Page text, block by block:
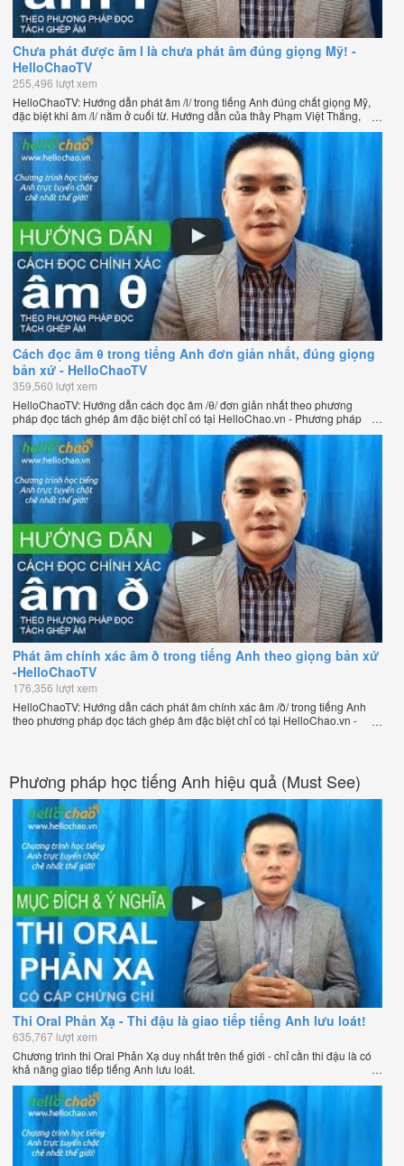
Chưa phát được âm l là chưa phát âm đúng giọng Mỹ! -
HelloChaoTV
255,496 lượt xem
HelloChaoTV: Hướng dẫn phát âm /l/ trong tiếng Anh đúng chất giọng Mỹ,
đặc biệt khi âm /l/ nằm ở cuối từ. Hướng dẫn của thầy Phạm Việt Thắng,
đồng sáng lập HelloChao.vn - Chương trình dạy tiếng Anh trực tuyến chặt
chẽ nhất thế giới.
Cách đọc âm θ trong tiếng Anh đơn giản nhất, đúng giọng
bản xứ - HelloChaoTV
359,560 lượt xem
HelloChaoTV: Hướng dẫn cách đọc âm /θ/ đơn giản nhất theo phương
pháp đọc tách ghép âm đặc biệt chỉ có tại HelloChao.vn - Phương pháp
luyện phát âm chuẩn giọng bản xứ dễ dàng và hiệu quả nhất lần đầu tiên
xuất hiện trên thế giới, của thầy Phạm Việt Thắng, đồng sáng lập trang
HelloChao.vn - Chương trình dạy tiếng Anh trực tuyến chặt chẽ nhất thế
Phát âm chính xác âm ð trong tiếng Anh theo giọng bản xứ
-HelloChaoTV
176,356 lượt xem
HelloChaoTV: Hướng dẫn cách phát âm chính xác âm /ð/ trong tiếng Anh
theo phương pháp đọc tách ghép âm đặc biệt chỉ có tại HelloChao.vn -
chẽ nhất thế giới.
Phương pháp học tiếng Anh hiệu quả (Must See)
Thi Oral Phản Xạ - Thi đậu là giao tiếp tiếng Anh lưu loát!
635,767 lượt xem
Chương trình thi Oral Phản Xạ duy nhất trên thế giới - chỉ cần thi đậu là có
khả năng giao tiếp tiếng Anh lưu loát.